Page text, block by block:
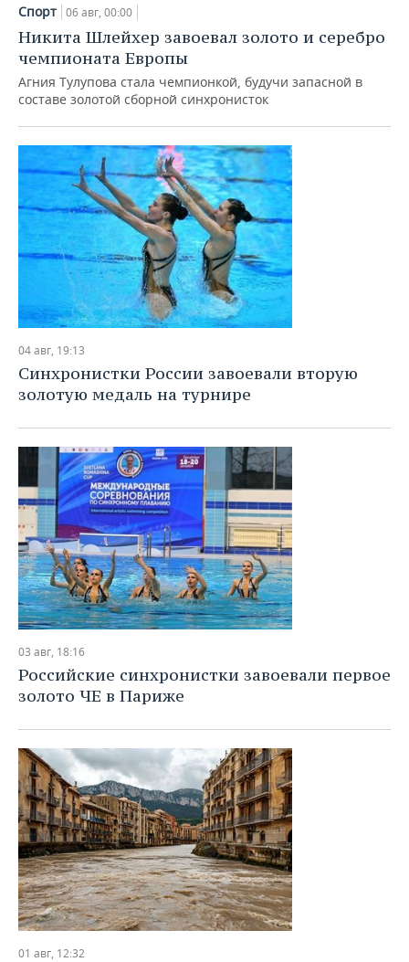
НЕФТЕХИМИЯ
НЕФТЬ
ОПК
ЭНЕРГЕТИКА
РОЗНИЧНАЯ ТОРГОВЛЯ
ТРАНСПОРТ
НОВОСТИ ТЕХНОЛОГИЙ
IT
ТЕЛЕКОММУНИКАЦИИ
МЕРОПРИЯТИЯ
НОВОСТИ МЕРОПРИЯТИЙ
БИЗНЕС-БРАНЧИ
ONLINE-КОНФЕРЕНЦИИ
ОТКРЫТАЯ ЛЕКЦИЯ
СПОРТ
ФУТБОЛ
ХОККЕЙ
БАСКЕТБОЛ
ВОЛЕЙБОЛ
КИБЕРСПОРТ
ФИГУРНОЕ КАТАНИЕ
ХОККЕЙ С МЯЧОМ
НОВОСТИ ОБЩЕСТВА
ВЛАСТЬ
ИНФРАСТРУКТУРА
ИСТОРИЯ
КУЛЬТУРА
МЕДИЦИНА
ПРОИСШЕСТВИЯ
ФОТОГАЛЕРЕЯ
СЮЖЕТЫ
СПРАВОЧНИК
СПИСОК ПЕРСОН
СПИСОК КОМПАНИЙ
ПОЛНАЯ ВЕРСИЯ
Спорт 06 авг, 00:00
Никита Шлейхер завоевал золото и серебро
чемпионата Европы
Агния Тулупова стала чемпионкой, будучи запасной в
составе золотой сборной синхронисток
04 авг, 19:13
Синхронистки России завоевали вторую
золотую медаль на турнире
03 авг, 18:16
Российские синхронистки завоевали первое
золото ЧЕ в Париже
01 авг, 12:32